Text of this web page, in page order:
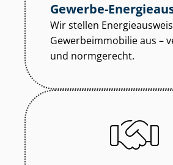
Gewerbe-
Wir stellen
Ge­wer­be­im­mo­bi­lie aus –
und normgerecht.